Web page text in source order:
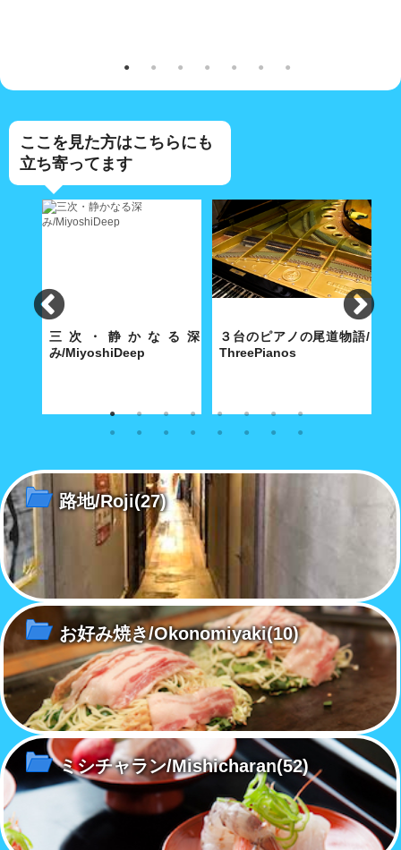
ここを見た方はこちらにも
立ち寄ってます
三次・静かなる深
み/MiyoshiDeep
雪化粧の三次のまちには深みの
３台のピアノの尾道物語/
ThreePianos
歴史都市・尾道にふさわしい3
路地/Roji(27)
お好み焼き/Okonomiyaki(10)
ミシチャラン/Mishicharan(52)